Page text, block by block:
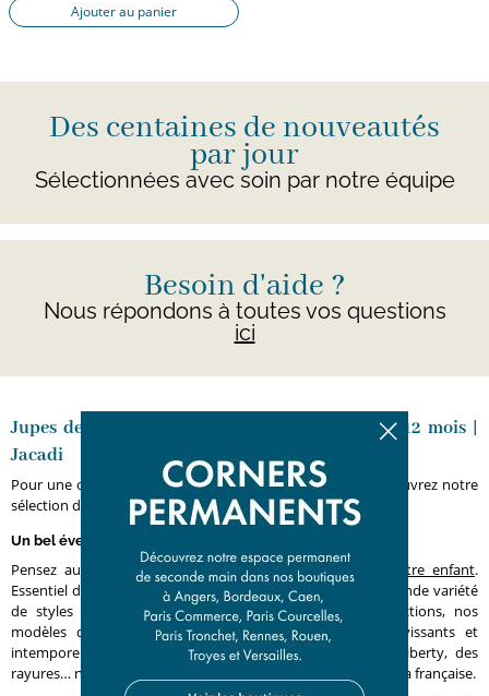
Ajouter au panier
Des centaines de nouveautés
par jour
Sélectionnées avec soin par notre équipe
Besoin d'aide ?
Nous répondons à toutes vos questions
ici
Jupes de seconde main bébé fille, bébé garçon 12 mois |
Jacadi
Pour une occasion particulière ou pour tous les jours, découvrez notre
sélection de jupes bébé fille d’occasion de 0 à 3 ans.
Un bel éventail de jupes pour bébé fille
Pensez aux vêtements d’occasion pour le dressing de votre enfant.
Essentiel de l’été, la jupe se décline chez Jacadi dans une grande variété
de styles comme de coloris. Issus de précédentes collections, nos
modèles de seconde main n’en restent pas moins ravissants et
intemporels. Du bleu marine, du rose tendre, du tissu Liberty, des
rayures… nos pièces font manifestement écho à l’élégance à la française.